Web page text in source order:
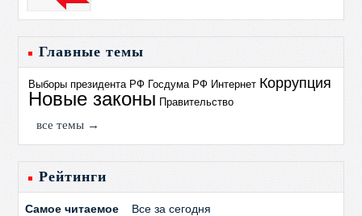
Главные темы
Выборы президента РФ Госдума РФ Интернет Коррупция
Новые законы Правительство
все темы →
Рейтинги
Самое читаемое Все за сегодня